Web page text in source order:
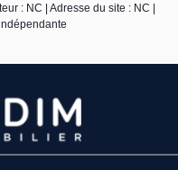
: NC | Adresse du site : NC |